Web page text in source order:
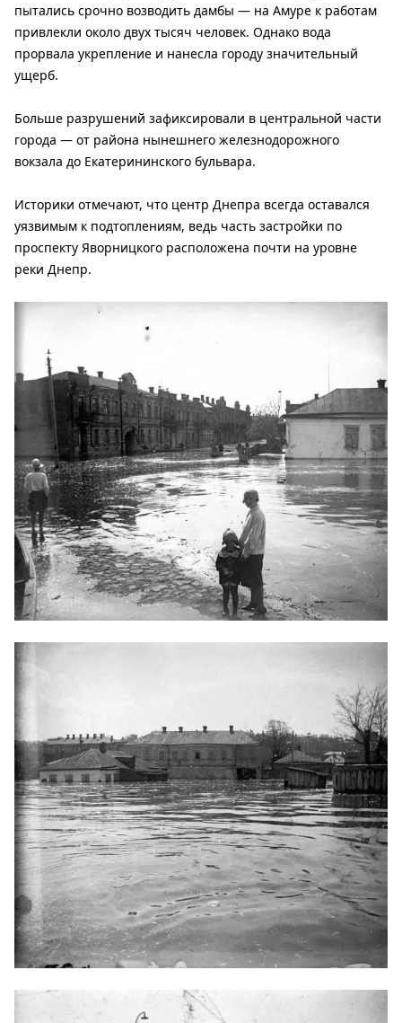
пытались срочно возводить дамбы — на Амуре к работам
привлекли около двух тысяч человек. Однако вода
прорвала укрепление и нанесла городу значительный
ущерб.
Больше разрушений зафиксировали в центральной части
города — от района нынешнего железнодорожного
вокзала до Екатерининского бульвара.
Историки отмечают, что центр Днепра всегда оставался
уязвимым к подтоплениям, ведь часть застройки по
проспекту Яворницкого расположена почти на уровне
реки Днепр.